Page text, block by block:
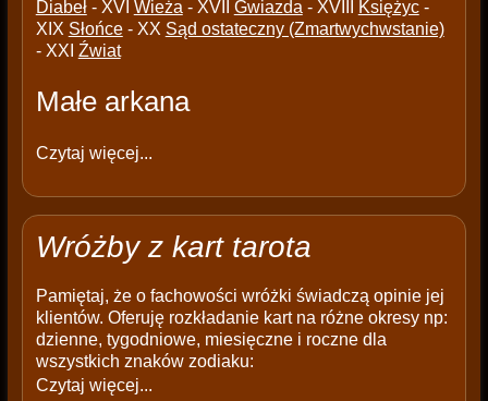
Diabeł- XVI Wieża - XVII Gwiazda - XVIII Księżyc-
XIX Słońce- XX Sąd ostateczny (Zmartwychwstanie)
- XXI Źwiat
Małe arkana
Czytaj więcej...
Wróżby z kart tarota
Pamiętaj, że o fachowości wróżki świadczą opinie jej
klientów. Oferuję rozkładanie kart na różne okresy np:
dzienne, tygodniowe, miesięczne i roczne dla
wszystkich znaków zodiaku:
Czytaj więcej...